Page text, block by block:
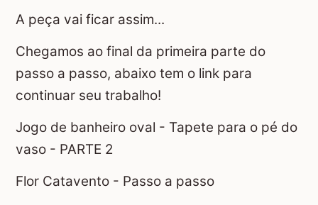
A peça vai ficar assim...
Chegamos ao final da primeira parte do
passo a passo, abaixo tem o link para
continuar seu trabalho!
Jogo de banheiro oval - Tapete para o pé do
vaso - PARTE 2
Flor Catavento - Passo a passo